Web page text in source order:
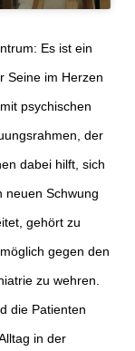
Es ist ein
Seine im Herzen
psychischen
der
dabei hilft, sich
neuen Schwung
gehört zu
gegen den
zu wehren.
die Patienten
in der